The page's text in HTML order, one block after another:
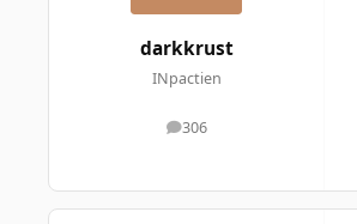
darkkrust
INpactien
306
messages